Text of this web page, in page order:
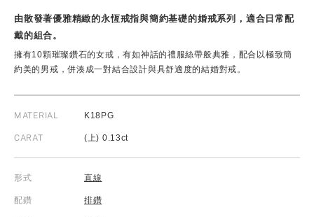
由散發著優雅精緻的永恆戒指與簡約基礎的婚戒系列，適合日常配
戴的組合。
擁有10顆璀璨鑽石的女戒，有如神話的禮服絲帶般典雅，配合以極致簡
約美的男戒，併湊成一對結合設計與具舒適度的結婚對戒。
MATERIAL K18PG
CARAT (上) 0.13ct
形式 直線
配鑽 排鑽